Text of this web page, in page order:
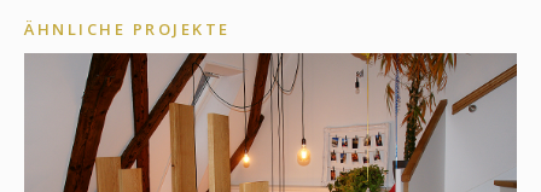
ÄHNLICHE PROJEKTE